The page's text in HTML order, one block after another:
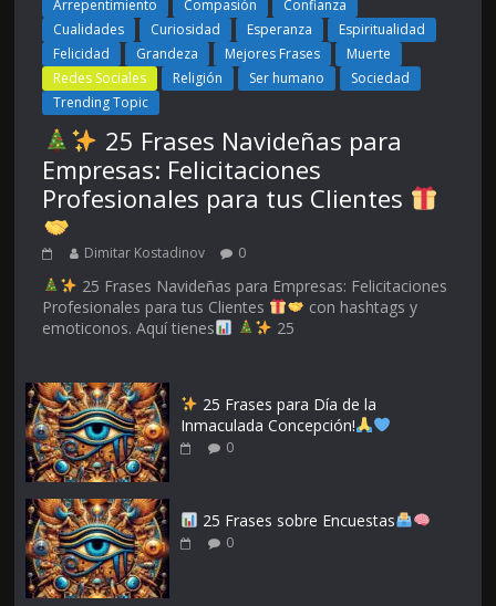
Arrepentimiento Compasión
Confianza
Cualidades
Curiosidad Esperanza
Espiritualidad
Felicidad
Grandeza Mejores Frases
Muerte
Redes Sociales
Religión Ser humano
Sociedad
Trending Topic
25 Frases Navideñas para
Empresas: Felicitaciones
Profesionales para tus Clientes
Dimitar Kostadinov 0
25 Frases Navideñas para Empresas: Felicitaciones
Profesionales para tus Clientes
con hashtags y
emoticonos. Aquí tienes
25
25 Frases para Día de la
Inmaculada Concepción!
0
25 Frases sobre Encuestas
0